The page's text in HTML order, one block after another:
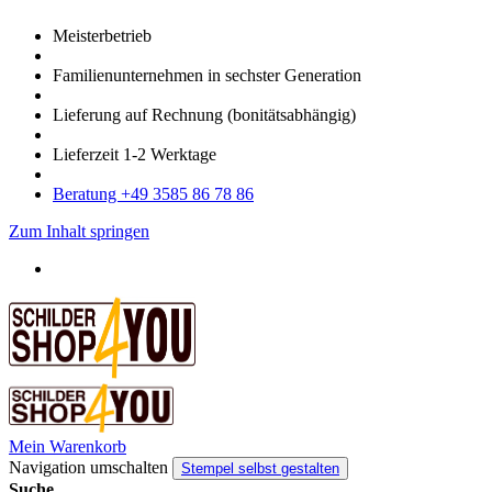
Meister­betrieb
Familien­unter­nehmen in sechster Gene­ration
Lieferung auf Rech­nung (bonitätsabhängig)
Liefer­zeit 1-2 Werk­tage
Bera­tung +49 3585 86 78 86
Zum Inhalt springen
Mein Warenkorb
Navigation umschalten
Stempel selbst gestalten